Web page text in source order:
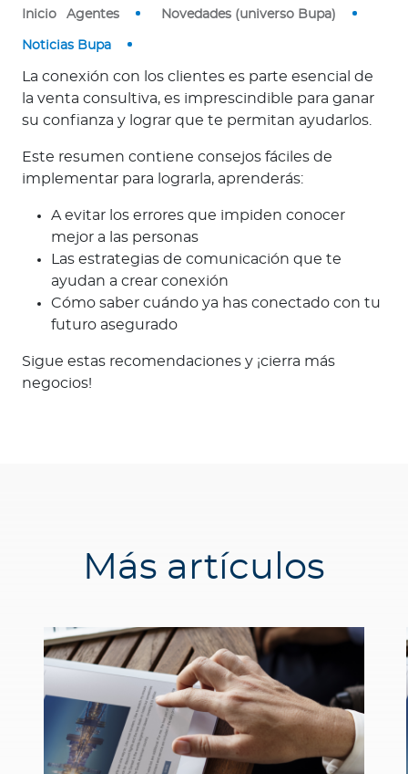
Inicio Agentes Novedades (universo Bupa)
Noticias Bupa
La conexión con los clientes es parte esencial de
la venta consultiva, es imprescindible para ganar
su confianza y lograr que te permitan ayudarlos.
Este resumen contiene consejos fáciles de
implementar para lograrla, aprenderás:
A evitar los errores que impiden conocer
mejor a las personas
Las estrategias de comunicación que te
ayudan a crear conexión
Cómo saber cuándo ya has conectado con tu
futuro asegurado
Sigue estas recomendaciones y ¡cierra más
negocios!
Más artículos